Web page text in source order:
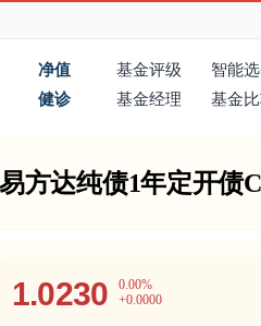
净值 基金评级
智能
健诊
基金经理 基金
易方达纯债1年定开债C
1.0230
0.00%
+0.0000